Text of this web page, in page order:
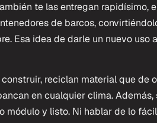
te las entregan rapidísimo,
de barcos,
Esa idea de darle un nuevo uso
reciclan material que de
en cualquier clima. Además,
módulo y listo. Ni hablar de lo